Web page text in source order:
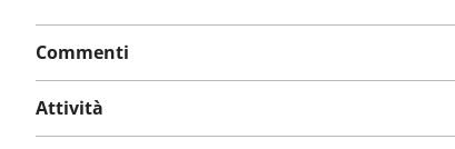
Commenti
Attività